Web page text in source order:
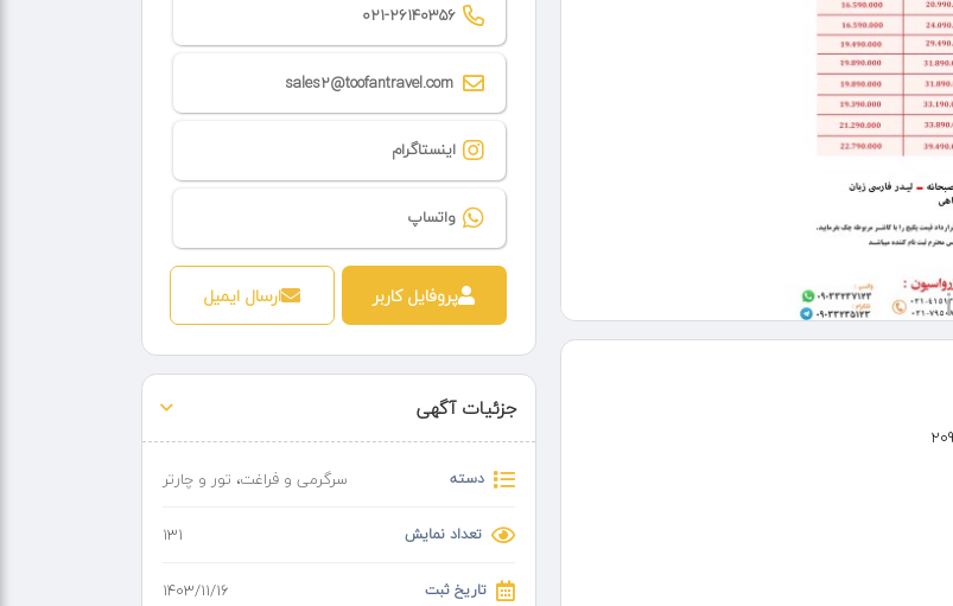
021-26140356
sales2@toofantravel.com
اینستاگرام
واتساپ
پروفایل کاربر ارسال ایمیل
جزئیات آگهی
دسته سرگرمی و فراغت، تور و چارتر
تعداد نمایش 131
تاریخ ثبت ۱۴۰۳/۱۱/۱۶